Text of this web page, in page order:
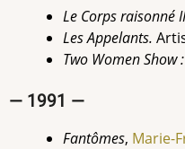
Le Corps raisonné
Les Appelants.
Two Women Show :
— 1991 —
Fantômes, Marie-